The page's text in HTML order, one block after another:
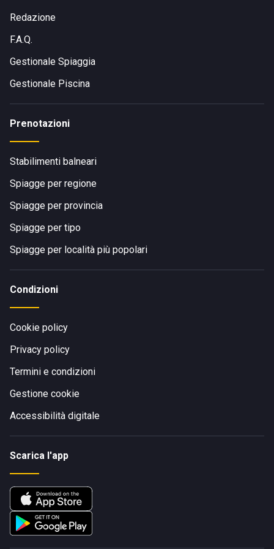
Redazione
F.A.Q.
Gestionale Spiaggia
Gestionale Piscina
Prenotazioni
Stabilimenti balneari
Spiagge per regione
Spiagge per provincia
Spiagge per tipo
Spiagge per località più popolari
Condizioni
Cookie policy
Privacy policy
Termini e condizioni
Gestione cookie
Accessibilità digitale
Scarica l'app